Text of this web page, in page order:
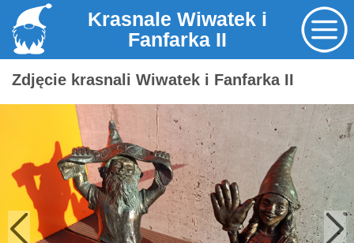
Krasnale Wiwatek i
Fanfarka II
Zdjęcie krasnali Wiwatek i Fanfarka II